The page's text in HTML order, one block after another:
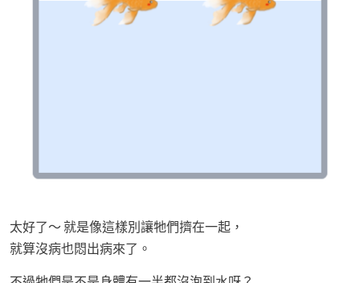
太好了～ 就是像這樣別讓牠們擠在一起，
就算沒病也悶出病來了。